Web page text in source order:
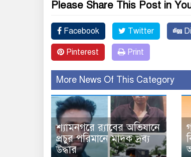
Please Share This Post in
Facebook Twitter
Pinterest Print
More News Of This Category
শ্যামনগরে র‍্যাবের অভিযানে
প্রচুর পরিমানে মাদক দ্রব্য
উদ্ধার